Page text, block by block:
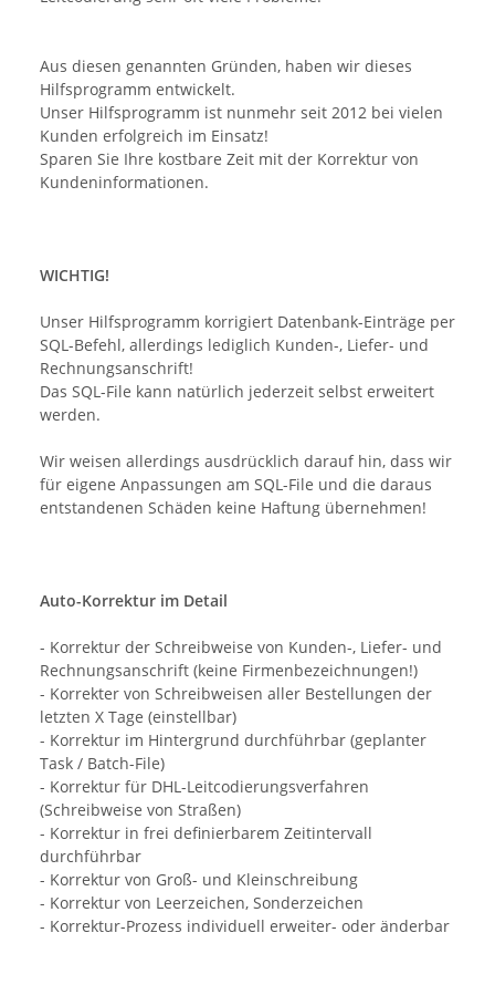
Aus diesen genannten Gründen, haben wir dieses
Hilfsprogramm entwickelt.
Unser Hilfsprogramm ist nunmehr seit 2012 bei vielen
Kunden erfolgreich im Einsatz!
Sparen Sie Ihre kostbare Zeit mit der Korrektur von
Kundeninformationen.
WICHTIG!
Unser Hilfsprogramm korrigiert Datenbank-Einträge per
SQL-Befehl, allerdings lediglich Kunden-, Liefer- und
Rechnungsanschrift!
Das SQL-File kann natürlich jederzeit selbst erweitert
werden.
Wir weisen allerdings ausdrücklich darauf hin, dass wir
für eigene Anpassungen am SQL-File und die daraus
entstandenen Schäden keine Haftung übernehmen!
Auto-Korrektur im Detail
- Korrektur der Schreibweise von Kunden-, Liefer- und
Rechnungsanschrift (keine Firmenbezeichnungen!)
- Korrekter von Schreibweisen aller Bestellungen der
letzten X Tage (einstellbar)
- Korrektur im Hintergrund durchführbar (geplanter
Task / Batch-File)
- Korrektur für DHL-Leitcodierungsverfahren
(Schreibweise von Straßen)
- Korrektur in frei definierbarem Zeitintervall
durchführbar
- Korrektur von Groß- und Kleinschreibung
- Korrektur von Leerzeichen, Sonderzeichen
- Korrektur-Prozess individuell erweiter- oder änderbar